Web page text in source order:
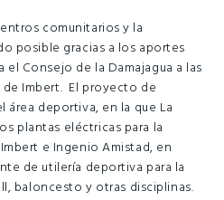
comunitarios y la
posible gracias a los aportes
Consejo de la Damajagua a las
Imbert. El proyecto de
área deportiva, en la que La
plantas eléctricas para la
e Ingenio Amistad, en
de utilería deportiva para la
baloncesto y otras disciplinas.